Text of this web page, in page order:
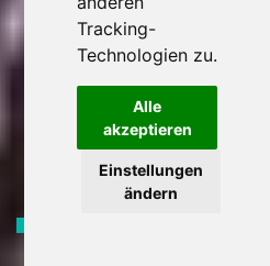
Tracking-
Technologien zu.
Alle
akzeptieren
Einstellungen
ändern